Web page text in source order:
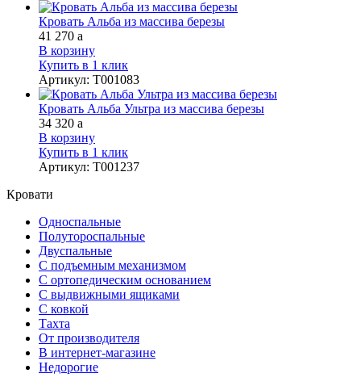
Кровать Альба из массива березы
41 270 a
В корзину
Купить в 1 клик
Артикул: Т001083
Кровать Альба Ультра из массива березы
34 320 a
В корзину
Купить в 1 клик
Артикул: Т001237
Кровати
Односпальные
Полутороспальные
Двуспальные
С подъемным механизмом
С ортопедическим основанием
С выдвижными ящиками
С ковкой
Тахта
От производителя
В интернет-магазине
Недорогие